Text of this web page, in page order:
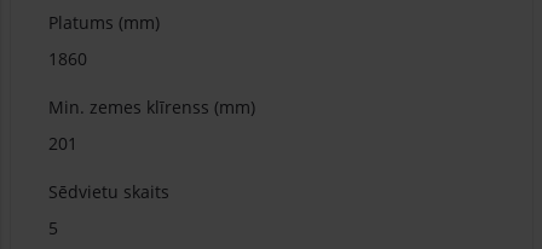
Platums (mm)
1860
Min. zemes klīrenss (mm)
201
Sēdvietu skaits
5